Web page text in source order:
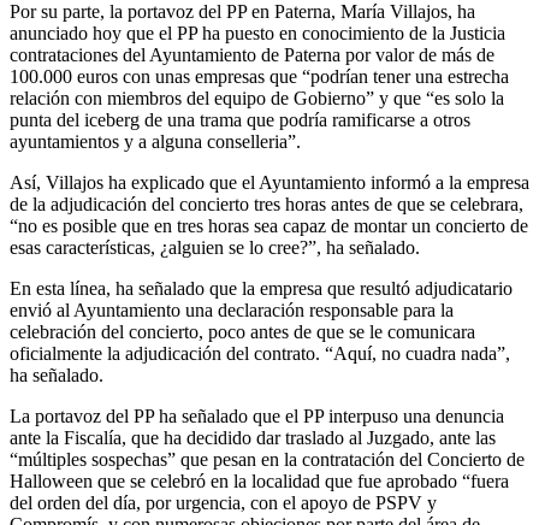
Por su parte, la portavoz del PP en Paterna, María Villajos, ha
anunciado hoy que el PP ha puesto en conocimiento de la Justicia
contrataciones del Ayuntamiento de Paterna por valor de más de
100.000 euros con unas empresas que “podrían tener una estrecha
relación con miembros del equipo de Gobierno” y que “es solo la
punta del iceberg de una trama que podría ramificarse a otros
ayuntamientos y a alguna conselleria”.
Así, Villajos ha explicado que el Ayuntamiento informó a la empresa
de la adjudicación del concierto tres horas antes de que se celebrara,
“no es posible que en tres horas sea capaz de montar un concierto de
esas características, ¿alguien se lo cree?”, ha señalado.
En esta línea, ha señalado que la empresa que resultó adjudicatario
envió al Ayuntamiento una declaración responsable para la
celebración del concierto, poco antes de que se le comunicara
oficialmente la adjudicación del contrato. “Aquí, no cuadra nada”,
ha señalado.
La portavoz del PP ha señalado que el PP interpuso una denuncia
ante la Fiscalía, que ha decidido dar traslado al Juzgado, ante las
“múltiples sospechas” que pesan en la contratación del Concierto de
Halloween que se celebró en la localidad que fue aprobado “fuera
del orden del día, por urgencia, con el apoyo de PSPV y